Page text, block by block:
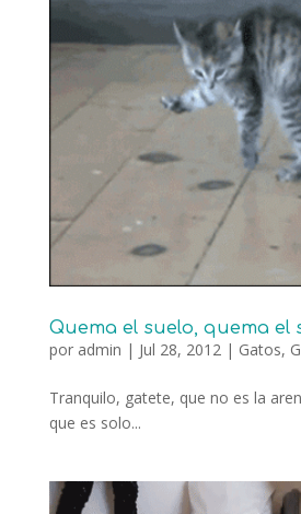
Quema el suelo, quema el
por admin | Jul 28, 2012| Gatos,
Tranquilo, gatete, que no es la
que es solo...